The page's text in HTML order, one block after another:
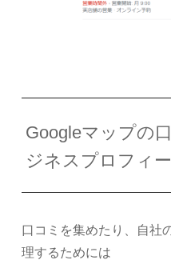
Googleマップの
ジネスプロフィ
口コミを集めたり、自社
理するためには